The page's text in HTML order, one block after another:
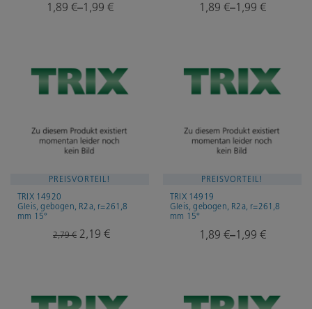
1,89 €–1,99 € 1,89 €–1,99 €
PREISVORTEIL!
TRIX 14920
Gleis, gebogen, R2a, r=261,8
mm 15°
2,79€ Ursprünglicher
2,19 €Aktueller
PREISVORTEIL!
TRIX 14919
Gleis, gebogen, R2a, r=261,8
mm 15°
1,89 €–1,99 €